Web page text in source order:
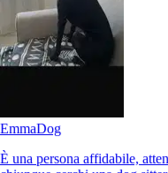
EmmaDog
È una persona affidabile,